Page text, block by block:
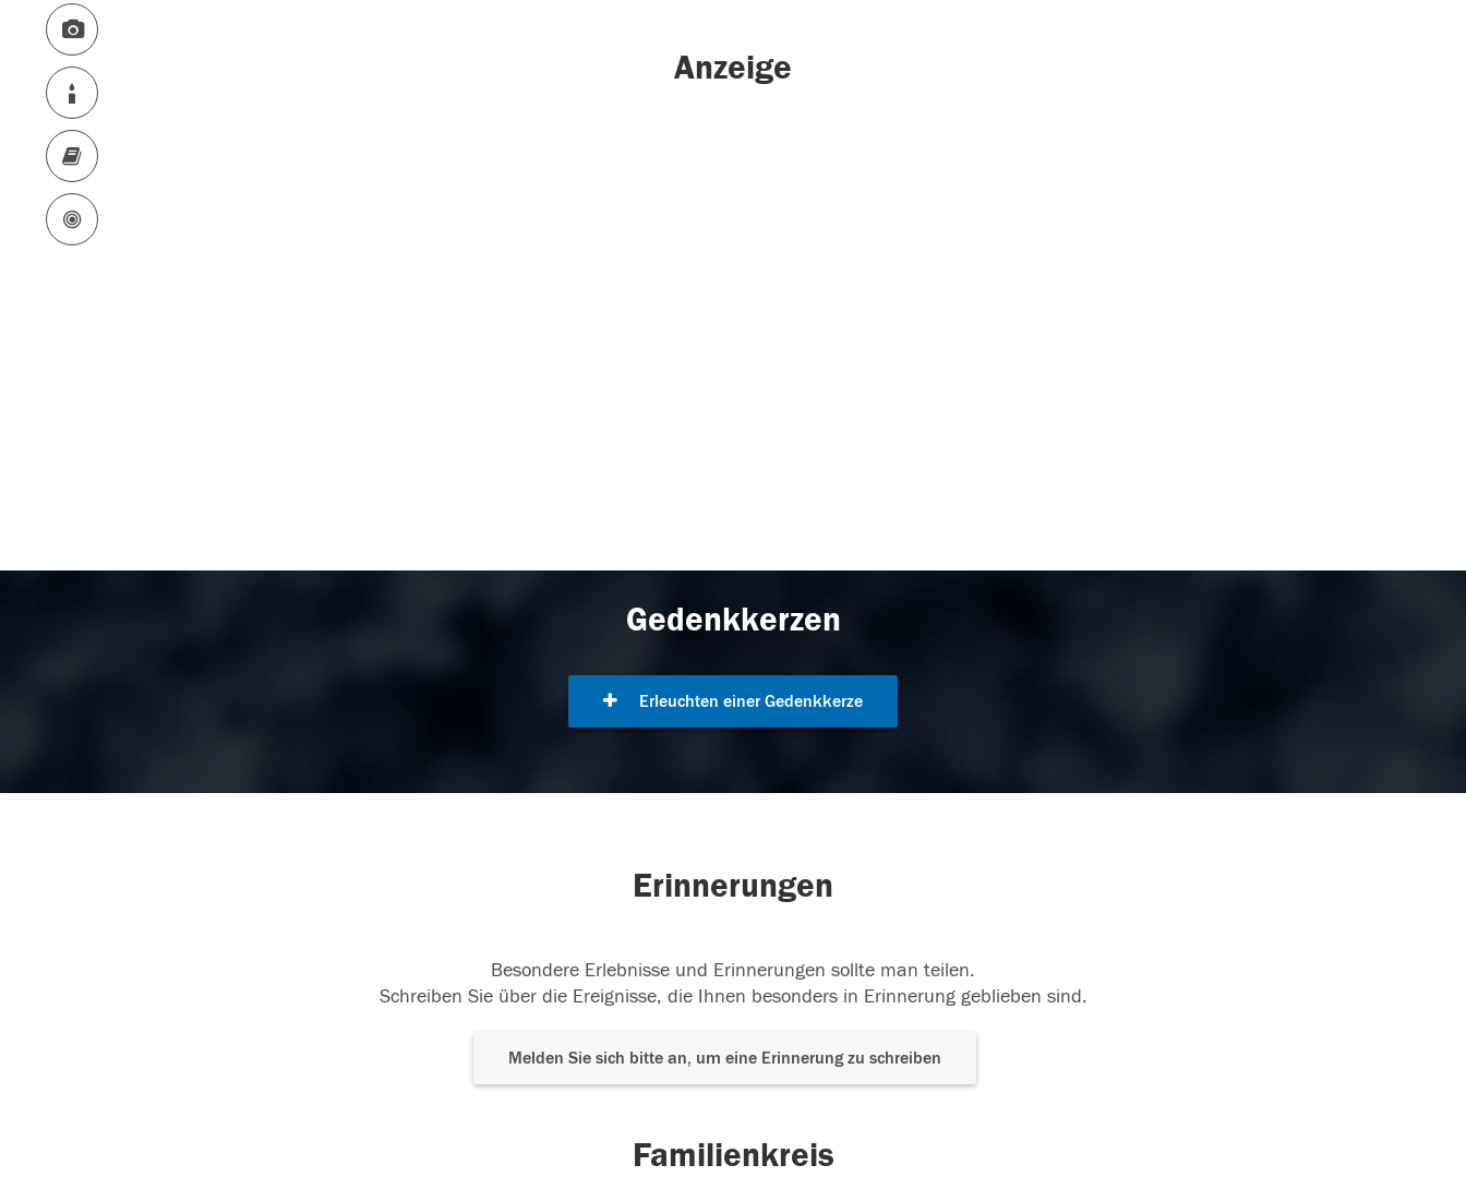
Anzeige
Gedenkkerzen
Erleuchten einer Gedenkkerze
Erinnerungen
Besondere Erlebnisse und Erinnerungen sollte man teilen.
Schreiben Sie über die Ereignisse, die Ihnen besonders in Erinnerung geblieben sind.
Melden Sie sich bitte an, um eine Erinnerung zu schreiben
Familienkreis